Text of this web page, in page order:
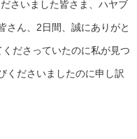
さいました皆さま、ハヤブ
さん、2日間、誠にありがと
ださっていたのに私が見つ
くださいましたのに申し訳